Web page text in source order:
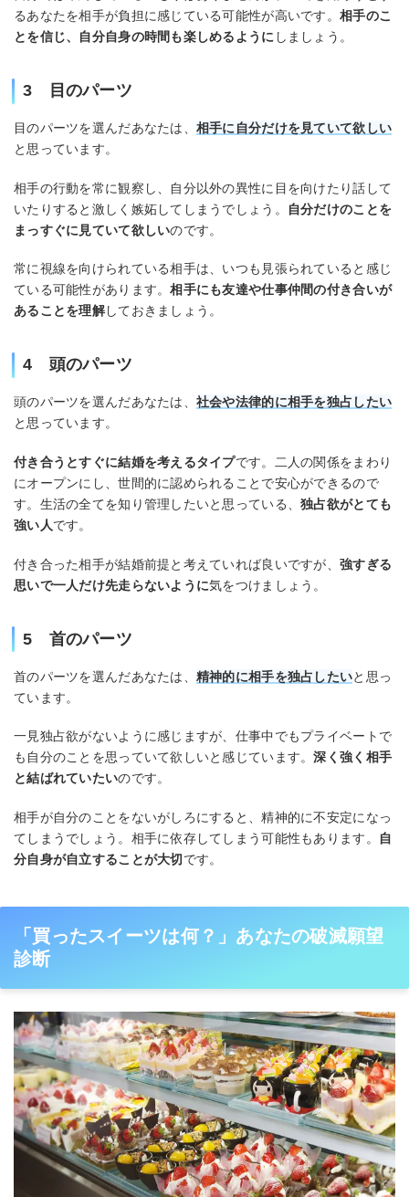
るあなたを相手が負担に感じている可能性が高いです。 相手のこ
とを信じ、自分自身の時間も楽しめるように しましょう。
3 目のパーツ
目のパーツを選んだあなたは、 相手に自分だけを見ていて欲しい
と思っています。
相手の行動を常に観察し、自分以外の異性に目を向けたり話して
いたりすると激しく嫉妬してしまうでしょう。
自分だけのことを
まっすぐに見ていて欲しいのです。
常に視線を向けられている相手は、いつも見張られていると感じ
ている可能性があります。相手にも友達や仕事仲間の付き合いが
あることを理解しておきましょう。
4 頭のパーツ
頭のパーツを選んだあなたは、 社会や法律的に相手を独占したい
と思っています。
付き合うとすぐに結婚を考えるタイプです。二人の関係をまわり
にオープンにし、世間的に認められることで安心ができるので
す。生活の全てを知り管理したいと思っている、独占欲がとても
強い人です。
付き合った相手が結婚前提と考えていれば良いですが、 強すぎる
思いで一人だけ先走らないように気をつけましょう。
5 首のパーツ
首のパーツを選んだあなたは、 精神的に相手を独占したいと思っ
ています。
一見独占欲がないように感じますが、仕事中でもプライベートで
も自分のことを思っていて欲しいと感じています。深く強く相手
と結ばれていたいのです。
相手が自分のことをないがしろにすると、精神的に不安定になっ
てしまうでしょう。相手に依存してしまう可能性もあります。
自
分自身が自立することが大切です。
「買ったスイーツは何？」あなたの破滅願望
診断